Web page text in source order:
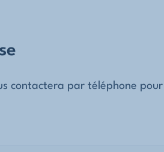
contactera par téléphone